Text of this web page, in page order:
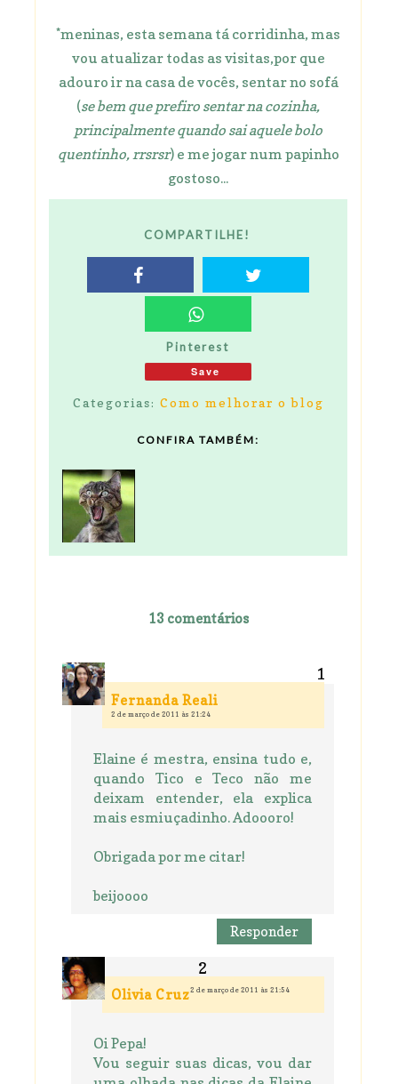
*meninas, esta semana tá corridinha, mas
vou atualizar todas as visitas,por que
adouro ir na casa de vocês, sentar no sofá
(se bem que prefiro sentar na cozinha,
principalmente quando sai aquele bolo
quentinho, rrsrsr) e me jogar num papinho
gostoso...
COMPARTILHE!
Pinterest
Save
Categorias: Como melhorar o blog
CONFIRA TAMBÉM:
13 comentários
Fernanda Reali
2 de março de 2011 às 21:24
Elaine é mestra, ensina tudo e,
quando Tico e Teco não me
deixam entender, ela explica
mais esmiuçadinho. Adoooro!
Obrigada por me citar!
beijoooo
Responder
Olivia Cruz2 de março de 2011 às 21:54
Oi Pepa!
Vou seguir suas dicas, vou dar